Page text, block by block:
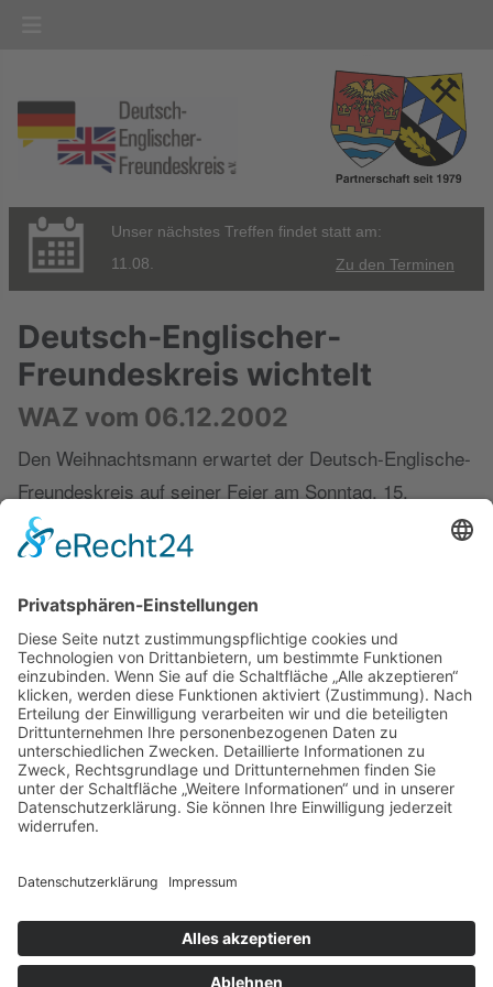
Unser nächstes Treffen findet statt am:
11.08.
Zu den Terminen
Deutsch-Englischer-
Freundeskreis wichtelt
WAZ vom 06.12.2002
Den Weihnachtsmann erwartet der Deutsch-Englische-
Freundeskreis auf seiner Feier am Sonntag, 15.
Dezember, um 19:30 Uhr im Cafe Kleinkunst. Damit er
etwas mitbringen kann, sollte jeder Gast ein
Weihnachtsgeschichte und Weihnachtslieder stehen
ebenfalls auf dem Programm des gemütlichen Abends.
Den Namen des Erkenschwicker Künstlers will der
DEF nicht verraten. Anmeldungen nehmen Barbara
Teske und Rainer Maschke entgegen.
Unser Sponsor:
Links Kontakt
Impressum